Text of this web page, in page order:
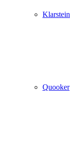
Klarstein
Quooker